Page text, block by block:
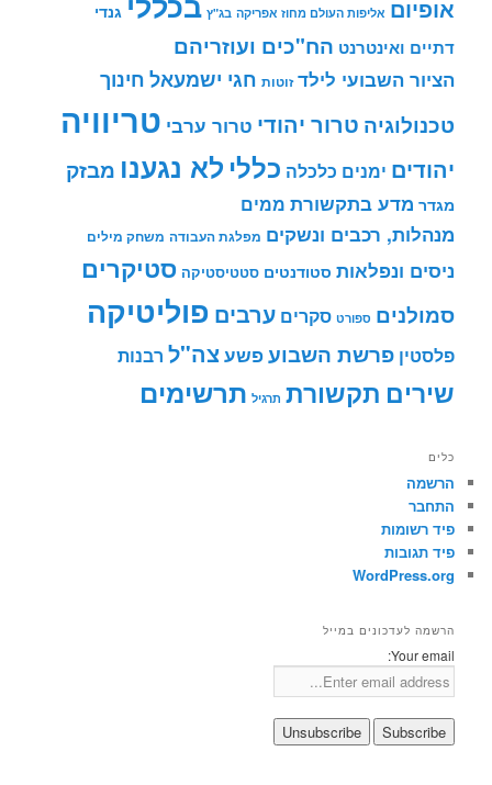
אופיום אליפות העולם מחוז אפריקה בג"ץ גנדי
דתיים ואינטרנט הח"כים ועוזריהם
הציור השבועי לילד זוטות חגי ישמעאל חינוך
טכנולוגיה טרור יהודי טרור ערבי טריוויה
יהודים ימנים כלכלה כללי לא נגענו מבזק
מגדר מדע בתקשורת ממים
מנהלות, רכבים ונשקים מפלגת העבודה משחק מילים
ניסים ונפלאות סטודנטים סטטיסטיקה סטיקרים
סמולנים ספורט סקרים ערבים פוליטיקה
פלסטין פרשת השבועפשעצה"ל רבנות
שירים תקשורת תרגיל תרשימים
כלים
הרשמה
התחבר
פיד רשומות
פיד תגובות
WordPress.org
הרשמה לעדכונים במייל
Your email: